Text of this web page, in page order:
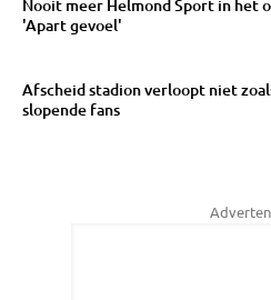
Nooit meer Helmond Sport in het
'Apart gevoel'
Afscheid stadion verloopt niet
slopende fans